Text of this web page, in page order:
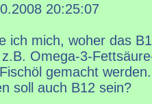
20:25:07
ich mich, woher das
Omega-3-
gemacht werden.
soll auch B12 sein?